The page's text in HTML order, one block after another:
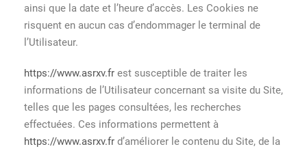
ainsi que la date et l’heure d’accès. Les Cookies ne
risquent en aucun cas d’endommager le terminal de
l’Utilisateur.
https://www.asrxv.fr est susceptible de traiter les
informations de l’Utilisateur concernant sa visite du Site,
telles que les pages consultées, les recherches
effectuées. Ces informations permettent à
https://www.asrxv.fr d’améliorer le contenu du Site, de la